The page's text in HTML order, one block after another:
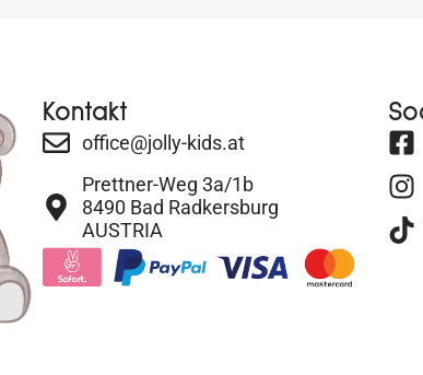
Kontakt
office@jolly-kids.at
Prettner-Weg 3a/1b
8490 Bad Radkersburg
AUSTRIA